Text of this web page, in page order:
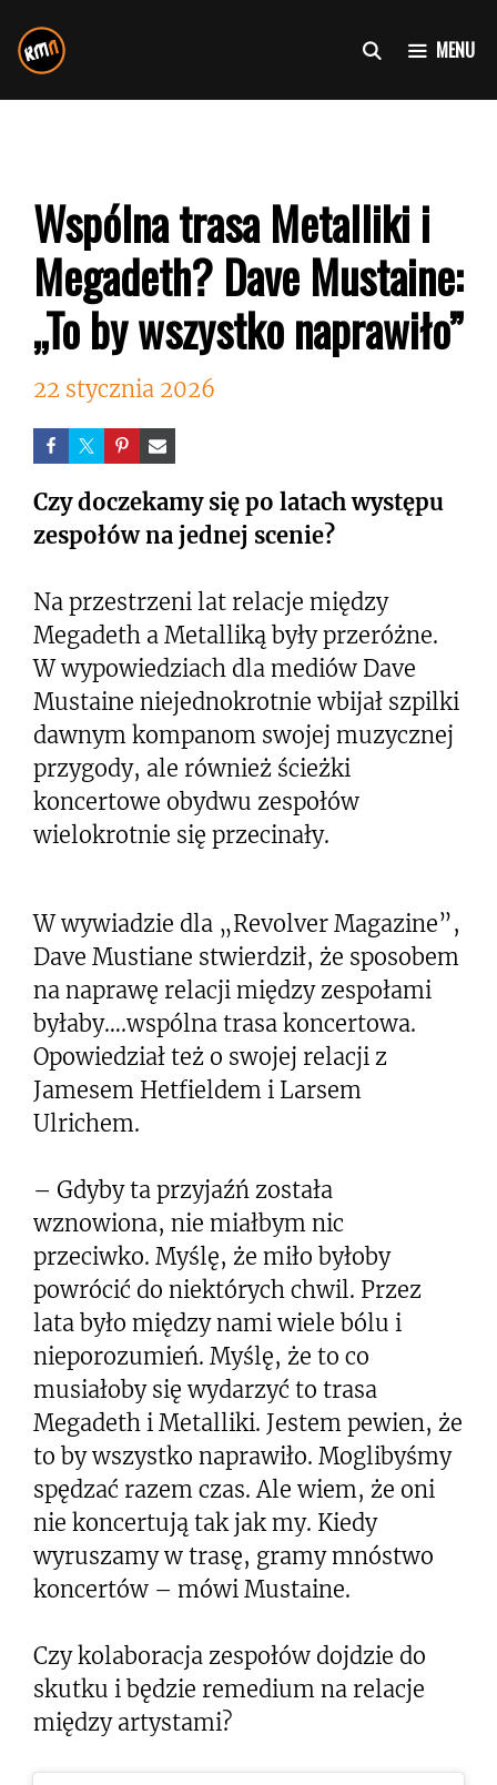
do
treści
MENU
Wspólna trasa Metalliki i
Megadeth? Dave Mustaine:
„To by wszystko naprawiło”
22 stycznia 2026
Czy doczekamy się po latach występu
zespołów na jednej scenie?
Na przestrzeni lat relacje między
Megadeth a Metalliką były przeróżne.
W wypowiedziach dla mediów Dave
Mustaine niejednokrotnie wbijał szpilki
dawnym kompanom swojej muzycznej
przygody, ale również ścieżki
koncertowe obydwu zespołów
wielokrotnie się przecinały.
W wywiadzie dla „Revolver Magazine”,
Dave Mustiane stwierdził, że sposobem
na naprawę relacji między zespołami
byłaby….wspólna trasa koncertowa.
Opowiedział też o swojej relacji z
Jamesem Hetfieldem i Larsem
Ulrichem.
– Gdyby ta przyjaźń została
wznowiona, nie miałbym nic
przeciwko. Myślę, że miło byłoby
powrócić do niektórych chwil. Przez
lata było między nami wiele bólu i
nieporozumień. Myślę, że to co
musiałoby się wydarzyć to trasa
Megadeth i Metalliki. Jestem pewien, że
to by wszystko naprawiło. Moglibyśmy
spędzać razem czas. Ale wiem, że oni
nie koncertują tak jak my. Kiedy
wyruszamy w trasę, gramy mnóstwo
koncertów – mówi Mustaine.
Czy kolaboracja zespołów dojdzie do
skutku i będzie remedium na relacje
między artystami?